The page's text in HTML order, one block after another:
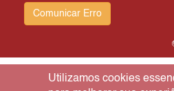
Comunicar Erro
Utilizamos cookies